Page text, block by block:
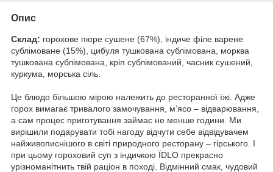
Опис
Склад: горохове пюре сушене (67%), індиче філе варене
сублімоване (15%), цибуля тушкована сублімована, морква
тушкована сублімована, кріп сублімований, часник сушений,
куркума, морська сіль.
Це блюдо більшою мірою належить до ресторанної їжі. Адже
горох вимагає тривалого замочування, м’ясо – відварювання,
а сам процес приготування займає не менше години. Ми
вирішили подарувати тобі нагоду відчути себе відвідувачем
найживописнішого в світі природного ресторану – гірського. І
при цьому гороховий суп з індичкою ЇDLO прекрасно
урізноманітнить твій раціон в поході. Відмінний смак, чудовий